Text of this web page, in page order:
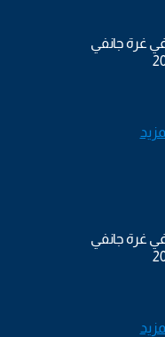
غرة جانفي
غرة جانفي